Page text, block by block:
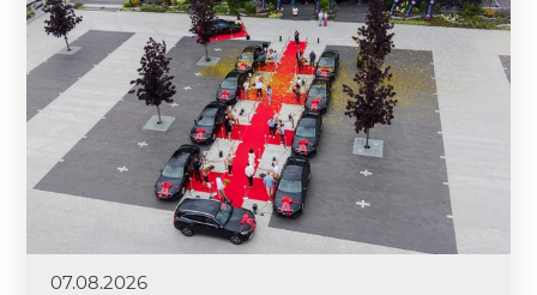
07.08.2026